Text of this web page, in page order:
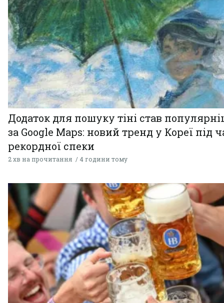
Додаток для пошуку тіні став
за Google Maps: новий тренд у Кореї під
рекордної спеки
2 хв на прочитання 4 години тому